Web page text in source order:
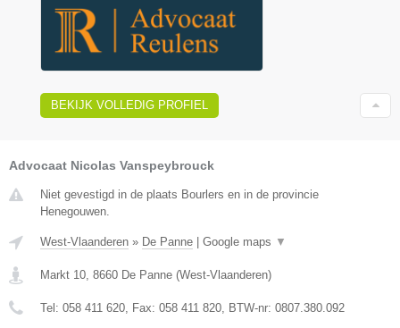
BEKIJK VOLLEDIG PROFIEL
Advocaat Nicolas Vanspeybrouck
Niet gevestigd in de plaats Bourlers en in de provincie
Henegouwen.
West-Vlaanderen » De Panne Google maps ▼
Markt 10, 8660 De Panne (West-Vlaanderen)
Tel: 058 411 620, Fax: 058 411 820, BTW-nr: 0807.380.092